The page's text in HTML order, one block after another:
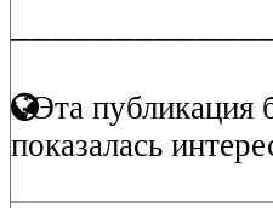
Эта публикация
показалась